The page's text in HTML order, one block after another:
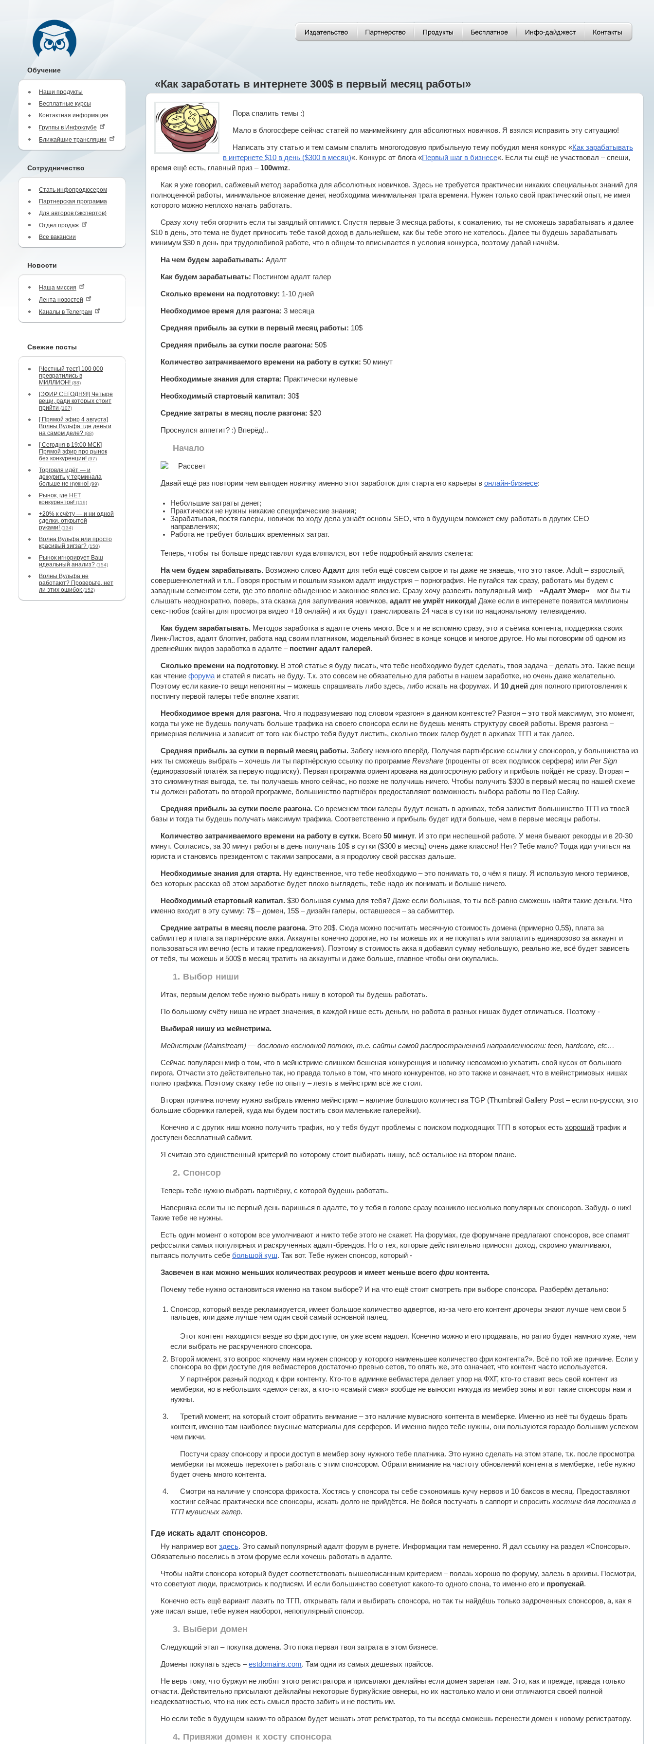
Обучение
Наши продукты
Бесплатные курсы
Контактная информация
Группы в Инфоклубе
Ближайшие трансляции
Сотрудничество
Стать инфопродюсером
Партнерская программа
Для авторов (экспертов)
Отдел продаж
Все вакансии
Новости
Наша миссия
Лента новостей
Каналы в Телеграм
Свежие посты
[Честный тест] 100 000
превратились в
МИЛЛИОН! (88)
[ЭФИР СЕГОДНЯ!] Четыре
вещи, ради которых стоит
прийти (107)
[ Прямой эфир 4 августа]
Волны Вульфа: где деньги
на самом деле? (88)
[ Сегодня в 19:00 МСК]
Прямой эфир про рынок
без конкуренции! (97)
Торговля идёт — и
дежурить у терминала
больше не нужно! (99)
Рынок, где НЕТ
конкурентов! (119)
+20% к счёту — и ни одной
сделки, открытой
руками! (134)
Волна Вульфа или просто
красивый зигзаг? (150)
Рынок игнорирует Ваш
идеальный анализ? (154)
Волны Вульфа не
работают? Проверьте, нет
ли этих ошибок (152)
«Как заработать в интернете 300$ в первый месяц работы»
Пора спалить темы :)
Мало в блогосфере сейчас статей по манимейкингу для абсолютных новичков. Я взялся исправить эту ситуацию!
Написать эту статью и тем самым спалить многогодовую прибыльную тему побудил меня конкурс «Как зарабатывать
в интернете $10 в день ($300 в месяц)«. Конкурс от блога «Первый шаг в бизнесе«. Если ты ещё не участвовал – спеши,
время ещё есть, главный приз – 100wmz.
Как я уже говорил, сабжевый метод заработка для абсолютных новичков. Здесь не требуется практически никаких специальных знаний для
полноценной работы, минимальное вложение денег, необходима минимальная трата времени. Нужен только свой практический опыт, не имея
которого можно неплохо начать работать.
Сразу хочу тебя огорчить если ты заядлый оптимист. Спустя первые 3 месяца работы, к сожалению, ты не сможешь зарабатывать и далее
$10 в день, это тема не будет приносить тебе такой доход в дальнейшем, как бы тебе этого не хотелось. Далее ты будешь зарабатывать
минимум $30 в день при трудолюбивой работе, что в общем-то вписывается в условия конкурса, поэтому давай начнём.
На чем будем зарабатывать: Адалт
Как будем зарабатывать: Постингом адалт галер
Сколько времени на подготовку: 1-10 дней
Необходимое время для разгона: 3 месяца
Средняя прибыль за сутки в первый месяц работы: 10$
Средняя прибыль за сутки после разгона: 50$
Количество затрачиваемого времени на работу в сутки: 50 минут
Необходимые знания для старта: Практически нулевые
Необходимый стартовый капитал: 30$
Средние затраты в месяц после разгона: $20
Проснулся аппетит? :) Вперёд!..
Начало
Давай ещё раз повторим чем выгоден новичку именно этот заработок для старта его карьеры в онлайн-бизнесе:
Небольшие затраты денег;
Практически не нужны никакие специфические знания;
Зарабатывая, постя галеры, новичок по ходу дела узнаёт основы SEO, что в будущем поможет ему работать в других СЕО
направлениях;
Работа не требует больших временных затрат.
Теперь, чтобы ты больше представлял куда вляпался, вот тебе подробный анализ скелета:
На чем будем зарабатывать. Возможно слово Адалт для тебя ещё совсем сырое и ты даже не знаешь, что это такое. Adult – взрослый,
совершеннолетний и т.п.. Говоря простым и пошлым языком адалт индустрия – порнография. Не пугайся так сразу, работать мы будем с
западным сегментом сети, где это вполне обыденное и законное явление. Сразу хочу развеить популярный миф –«Адалт Умер» – мог бы ты
слышать неоднократно, поверь, эта сказка для запугивания новичков, адалт не умрёт никогда! Даже если в интеренете появится миллионы
секс-тюбов (сайты для просмотра видео +18 онлайн) и их будут транслировать 24 часа в сутки по национальному телевидению.
Как будем зарабатывать. Методов заработка в адалте очень много. Все я и не вспомню сразу, это и съёмка контента, поддержка своих
Линк-Листов, адалт блоггинг, работа над своим платником, модельный бизнес в конце концов и многое другое. Но мы поговорим об одном из
древнейших видов заработка в адалте – постинг адалт галерей.
Сколько времени на подготовку. В этой статье я буду писать, что тебе необходимо будет сделать, твоя задача – делать это. Такие вещи
как чтение форумаи статей я писать не буду. Т.к. это совсем не обязательно для работы в нашем заработке, но очень даже желательно.
Поэтому если какие-то вещи непонятны – можешь спрашивать либо здесь, либо искать на форумах. И 10 дней для полного приготовления к
постингу первой галеры тебе вполне хватит.
Необходимое время для разгона. Что я подразумеваю под словом «разгон» в данном контексте? Разгон – это твой максимум, это момент,
когда ты уже не будешь получать больше трафика на своего спонсора если не будешь менять структуру своей работы. Время разгона –
примерная величина и зависит от того как быстро тебя будут листить, сколько твоих галер будет в архивах ТГП и так далее.
Средняя прибыль за сутки в первый месяц работы. Забегу немного вперёд. Получая партнёрские ссылки у спонсоров, у большинства из
них ты сможешь выбрать – хочешь ли ты партнёрскую ссылку по программе Revshare (проценты от всех подписок серфера) или Per Sign
(единоразовый платёж за первую подписку). Первая программа ориентирована на долгосрочную работу и прибыль пойдёт не сразу. Вторая –
это сиюминутная выгода, т.е. ты получаешь много сейчас, но позже не получишь ничего. Чтобы получить $300 в первый месяц по нашей схеме
ты должен работать по второй программе, большинство партнёрок предоставляют возможность выбора работы по Пер Сайну.
Средняя прибыль за сутки после разгона. Со временем твои галеры будут лежать в архивах, тебя залистит большинство ТГП из твоей
базы и тогда ты будешь получать максимум трафика. Соответственно и прибыль будет идти больше, чем в первые месяцы работы.
Количество затрачиваемого времени на работу в сутки. Всего 50 минут. И это при неспешной работе. У меня бывают рекорды и в 20-30
минут. Согласись, за 30 минут работы в день получать 10$ в сутки ($300 в месяц) очень даже классно! Нет? Тебе мало? Тогда иди учиться на
юриста и становись президентом с такими запросами, а я продолжу свой рассказ дальше.
Необходимые знания для старта. Ну единственное, что тебе необходимо – это понимать то, о чём я пишу. Я использую много терминов,
без которых рассказ об этом заработке будет плохо выглядеть, тебе надо их понимать и больше ничего.
Необходимый стартовый капитал. $30 большая сумма для тебя? Даже если большая, то ты всё-равно сможешь найти такие деньги. Что
именно входит в эту сумму: 7$ – домен, 15$ – дизайн галеры, оставшееся – за сабмиттер.
Средние затраты в месяц после разгона. Это 20$. Сюда можно посчитать месячную стоимость домена (примерно 0,5$), плата за
сабмиттер и плата за партнёрские акки. Аккаунты конечно дорогие, но ты можешь их и не покупать или заплатить единарозово за аккаунт и
пользоваться им вечно (есть и такие предложения). Поэтому в стоимость акка я добавил сумму небольшую, реально же, всё будет зависеть
от тебя, ты можешь и 500$ в месяц тратить на аккаунты и даже больше, главное чтобы они окупались.
1. Выбор ниши
Итак, первым делом тебе нужно выбрать нишу в которой ты будешь работать.
По большому счёту ниша не играет значения, в каждой нише есть деньги, но работа в разных нишах будет отличаться. Поэтому -
Выбирай нишу из мейнстрима.
Мейнстрим (Mainstream) — дословно «основной поток», т.е. сайты самой распространенной направленности: teen, hardcore, etc…
Сейчас популярен миф о том, что в мейнстриме слишком бешеная конкуренция и новичку невозможно ухватить свой кусок от большого
пирога. Отчасти это действительно так, но правда только в том, что много конкурентов, но это также и означает, что в мейнстримовых нишах
полно трафика. Поэтому скажу тебе по опыту – лезть в мейнстрим всё же стоит.
Вторая причина почему нужно выбрать именно мейнстрим – наличие большого количества TGP (Thumbnail Gallery Post – если по-русски, это
большие сборники галерей, куда мы будем постить свои маленькие галерейки).
Конечно и с других ниш можно получить трафик, но у тебя будут проблемы с поиском подходящих ТГП в которых есть хороший трафик и
доступен бесплатный сабмит.
Я считаю это единственный критерий по которому стоит выбирать нишу, всё остальное на втором плане.
2. Спонсор
Теперь тебе нужно выбрать партнёрку, с которой будешь работать.
Наверняка если ты не первый день варишься в адалте, то у тебя в голове сразу возникло несколько популярных спонсоров. Забудь о них!
Такие тебе не нужны.
Есть один момент о котором все умолчивают и никто тебе этого не скажет. На форумах, где форумчане предлагают спонсоров, все спамят
рефссылки самых популярных и раскрученных адалт-брендов. Но о тех, которые действительно приносят доход, скромно умалчивают,
пытаясь получить себе большой куш. Так вот. Тебе нужен спонсор, который -
Засвечен в как можно меньших количествах ресурсов и имеет меньше всего фри контента.
Почему тебе нужно остановиться именно на таком выборе? И на что ещё стоит смотреть при выборе спонсора. Разберём детально:
Спонсор, который везде рекламируется, имеет большое количество адвертов, из-за чего его контент дрочеры знают лучше чем свои 5
пальцев, или даже лучше чем один свой самый основной палец.
Этот контент находится везде во фри доступе, он уже всем надоел. Конечно можно и его продавать, но ратио будет намного хуже, чем
если выбрать не раскрученного спонсора.
Второй момент, это вопрос «почему нам нужен спонсор у которого наименьшее количество фри контента?». Всё по той же причине. Если у
спонсора во фри доступе для вебмастеров достаточно превью сетов, то опять же, это означает, что контент часто используется.
У партнёрок разный подход к фри контенту. Кто-то в админке вебмастера делает упор на ФХГ, кто-то ставит весь свой контент из
мемберки, но в небольших «демо» сетах, а кто-то «самый смак» вообще не выносит никуда из мембер зоны и вот такие спонсоры нам и
нужны.
Третий момент, на который стоит обратить внимание – это наличие мувисного контента в мемберке. Именно из неё ты будешь брать
контент, именно там наиболее вкусные материалы для серферов. И именно видео тебе нужны, они пользуются гораздо большим успехом
чем пикчи.
Постучи сразу спонсору и проси доступ в мембер зону нужного тебе платника. Это нужно сделать на этом этапе, т.к. после просмотра
мемберки ты можешь перехотеть работать с этим спонсором. Обрати внимание на частоту обновлений контента в мемберке, тебе нужно
будет очень много контента.
Смотри на наличие у спонсора фрихоста. Хостясь у спонсора ты себе сэкономишь кучу нервов и 10 баксов в месяц. Предоставляют
хостинг сейчас практически все спонсоры, искать долго не прийдётся. Не бойся постучать в саппорт и спросить хостинг для постинга в
ТГП мувисных галер.
Где искать адалт спонсоров.
Ну например вот здесь. Это самый популярный адалт форум в рунете. Информации там немеренно. Я дал ссылку на раздел «Спонсоры».
Обязательно поселись в этом форуме если хочешь работать в адалте.
Чтобы найти спонсора который будет соответствовать вышеописанным критерием – полазь хорошо по форуму, залезь в архивы. Посмотри,
что советуют люди, присмотрись к подписям. И если большинство советуют какого-то одного спона, то именно его и пропускай.
Конечно есть ещё вариант лазить по ТГП, открывать гали и выбирать спонсора, но так ты найдёшь только задроченных спонсоров, а, как я
уже писал выше, тебе нужен наоборот, непопулярный спонсор.
3. Выбери домен
Следующий этап – покупка домена. Это пока первая твоя затрата в этом бизнесе.
Домены покупать здесь –estdomains.com. Там одни из самых дешевых прайсов.
Не верь тому, что буржуи не любят этого регистратора и присылают деклайны если домен зареган там. Это, как и прежде, правда только
отчасти. Действительно присылают дейклайны некоторые буржуйские овнеры, но их настолько мало и они отличаются своей полной
неадекватностью, что на них есть смысл просто забить и не постить им.
Но если тебе в будущем каким-то образом будет мешать этот регистратор, то ты всегда сможешь перенести домен к новому регистратору.
4. Привяжи домен к хосту спонсора